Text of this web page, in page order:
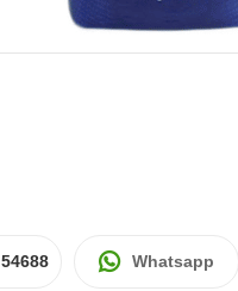
54688 Whatsapp